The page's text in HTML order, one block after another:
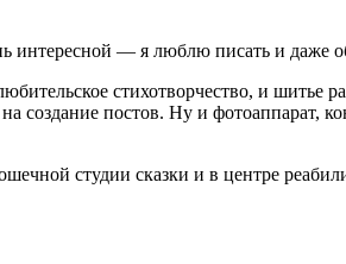
— я люблю писать и даже
стихотворчество, и шитье
постов. Ну и фотоаппарат,
студии сказки и в центре